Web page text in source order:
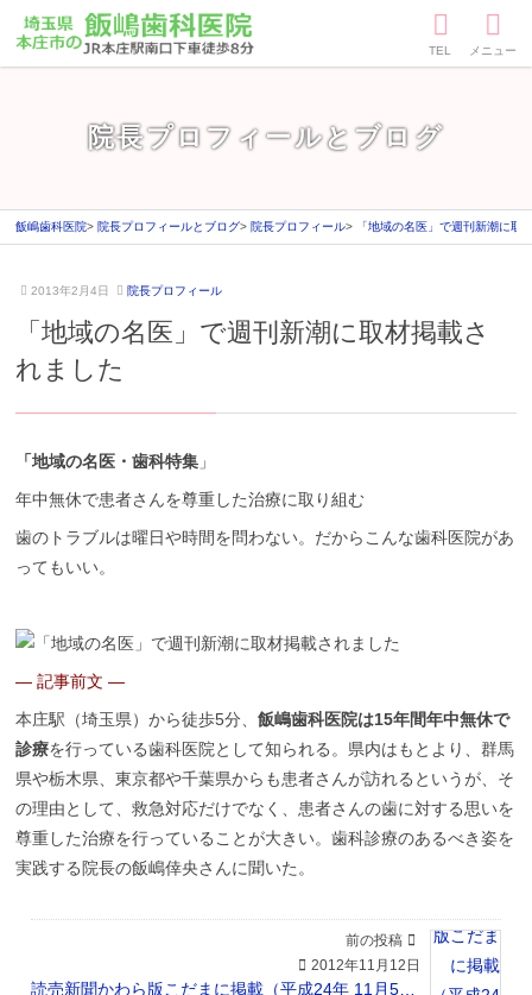
TEL メニュー
院長プロフィールとブログ
飯嶋歯科医院 院長プロフィールとブログ 院長プロフィール 「地域の名医」で週刊新潮に取
2013年2月4日 院長プロフィール2
2
月
飯
歯
「地域の名医」で週刊新潮に取材掲載さ
れました
「地域の名医・歯科特集 」
年中無休で患者さんを尊重した治療に取り組む
歯のトラブルは曜日や時間を問わない。だからこんな歯科医院があ
ってもいい。
― 記事前文 ―
本庄駅（埼玉県）から徒歩5分、飯嶋歯科医院は15年間年中無休で
診療を行っている歯科医院として知られる。県内はもとより、群馬
県や栃木県、東京都や千葉県からも患者さんが訪れるというが、そ
の理由として、救急対応だけでなく、患者さんの歯に対する思いを
尊重した治療を行っていることが大きい。歯科診療のあるべき姿を
実践する院長の飯嶋倖央さんに聞いた。
前の投稿
2012年11月12日